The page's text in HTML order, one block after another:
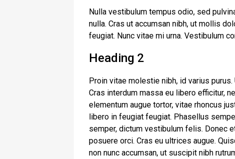
Nulla vestibulum tempus odio, sed
nulla. Cras ut accumsan nibh, ut mollis
feugiat. Nunc vitae mi urna. Vestibulum
Heading 2
Proin vitae molestie nibh, id varius
Cras interdum massa eu libero efficitur,
elementum augue tortor, vitae rhoncus
libero in feugiat feugiat. Phasellus
semper, dictum vestibulum felis. Donec
posuere orci. Cras eu ultrices augue.
non nunc accumsan, ut suscipit nibh